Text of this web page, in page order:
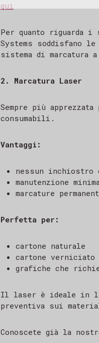
qui
Per quanto riguarda i
Systems soddisfano
sistema di marcatura
2. Marcatura Laser
Sempre più
consumabili.
Vantaggi:
nessun inchiostro
manutenzione
marcature
Perfetta per:
cartone naturale
cartone
grafiche che
Il laser è ideale in
preventiva sui
Conoscete già la